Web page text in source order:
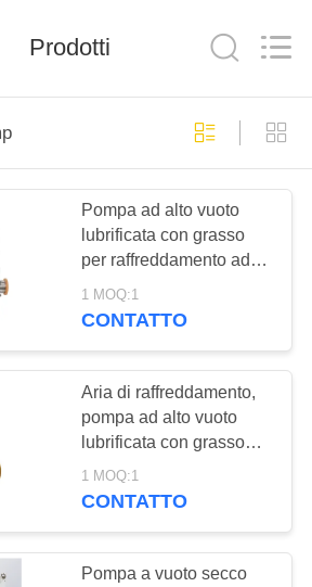
Prodotti
Pompa ad alto vuoto
lubrificata con grasso
per raffreddamento ad
acqua
DFFZ160/700PM-W
1 MOQ:1
CONTATTO
Aria di raffreddamento,
pompa ad alto vuoto
lubrificata con grasso
FFZ160/700PM-A
1 MOQ:1
CONTATTO
Pompa a vuoto secco